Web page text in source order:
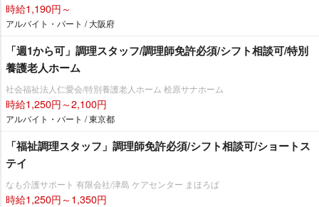
時給1,190円～
アルバイト・パート / 大阪府
「週1から可」調理スタッフ/調理師免許必須/シフト相談可/特別
養護老人ホーム
社会福祉法人仁愛会/特別養護老人ホーム 桧原サナホーム
時給1,250円～2,100円
アルバイト・パート / 東京都
「福祉調理スタッフ」調理師免許必須/シフト相談可/ショートス
テイ
なも介護サポート 有限会社/津島 ケアセンター まほろば
時給1,250円～1,350円